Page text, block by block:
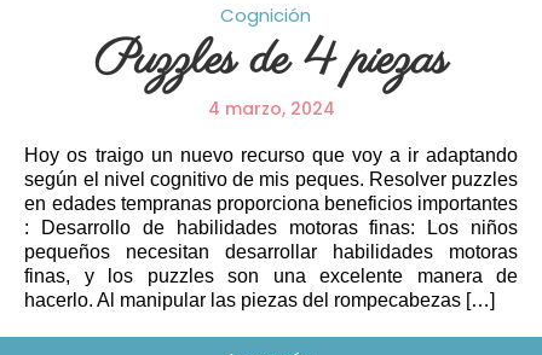
Cognición
Puzzles de 4 piezas
4 marzo, 2024
Hoy os traigo un nuevo recurso que voy a ir adaptando
según el nivel cognitivo de mis peques. Resolver puzzles
en edades tempranas proporciona beneficios importantes
: Desarrollo de habilidades motoras finas: Los niños
pequeños necesitan desarrollar habilidades motoras
finas, y los puzzles son una excelente manera de
hacerlo. Al manipular las piezas del rompecabezas […]